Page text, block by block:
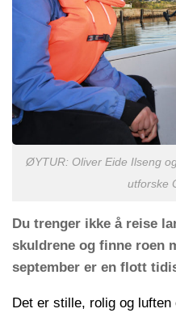
ØYTUR: Oliver Eide Ilseng
utforske
Du trenger ikke å reise
skuldrene og finne roen
september er en flott
Det er stille, rolig og